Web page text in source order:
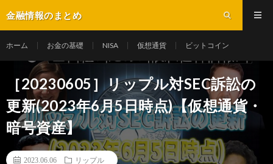
金融情報のまとめ
ホーム お金の基礎 NISA 仮想通貨 ビットコイン
［20230605］リップル対SEC訴訟の
更新(2023年6月5日時点)【仮想通貨・
暗号資産】
2023.06.06 リップル